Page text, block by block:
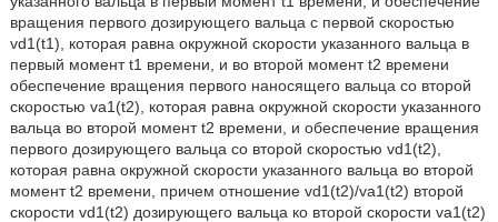
вращения первого дозирующего вальца с первой скоростью
vd1(t1), которая равна окружной скорости указанного вальца в
первый момент t1 времени, и во второй момент t2 времени
обеспечение вращения первого наносящего вальца со второй
скоростью va1(t2), которая равна окружной скорости указанного
вальца во второй момент t2 времени, и обеспечение вращения
первого дозирующего вальца со второй скоростью vd1(t2),
которая равна окружной скорости указанного вальца во второй
момент t2 времени, причем отношение vd1(t2)/va1(t2) второй
скорости vd1(t2) дозирующего вальца ко второй скорости va1(t2)